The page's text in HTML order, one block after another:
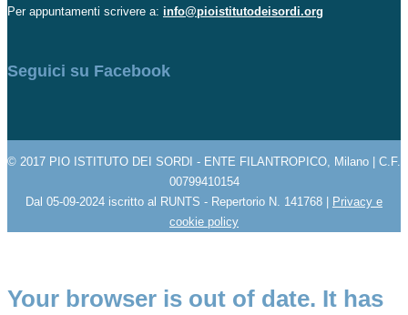
Per appuntamenti scrivere a: info@pioistitutodeisordi.org
Seguici su Facebook
© 2017 PIO ISTITUTO DEI SORDI - ENTE FILANTROPICO, Milano | C.F.
00799410154
Dal 05-09-2024 iscritto al RUNTS - Repertorio N. 141768 |
Privacy e
cookie policy
Your browser is out of date. It has